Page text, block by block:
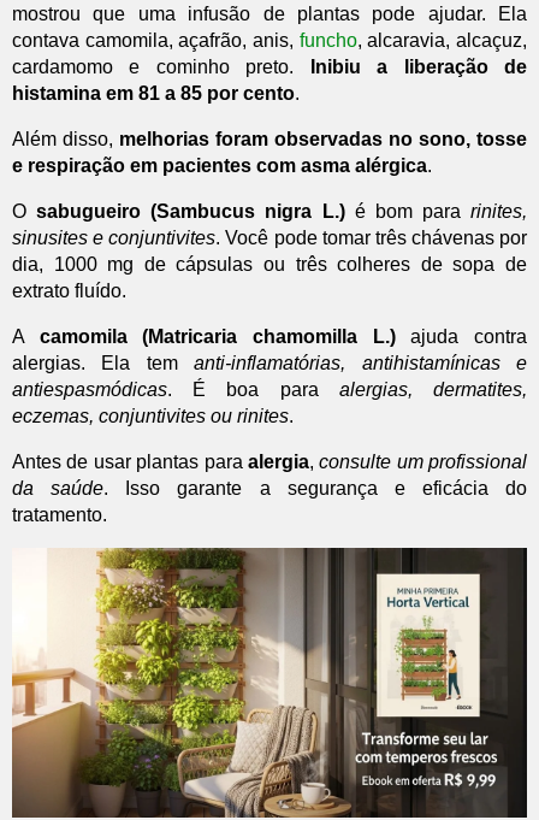
mostrou que uma infusão de plantas pode ajudar. Ela
contava camomila, açafrão, anis, funcho, alcaravia, alcaçuz,
cardamomo e cominho preto.
Inibiu a liberação de
histamina em 81 a 85 por cento.
Além disso, melhorias foram observadas no sono, tosse
e respiração em pacientes com asma alérgica.
Osabugueiro (Sambucus nigra L.)é bom para rinites,
sinusites e conjuntivites. Você pode tomar três chávenas por
dia, 1000 mg de cápsulas ou três colheres de sopa de
extrato fluído.
A camomila (Matricaria chamomilla L.)ajuda contra
alergias. Ela temanti-inflamatórias, antihistamínicas e
antiespasmódicas. É boa para alergias, dermatites,
eczemas, conjuntivites ou rinites.
Antes de usar plantas para alergia,consulte um profissional
da saúde. Isso garante a segurança e eficácia do
tratamento.